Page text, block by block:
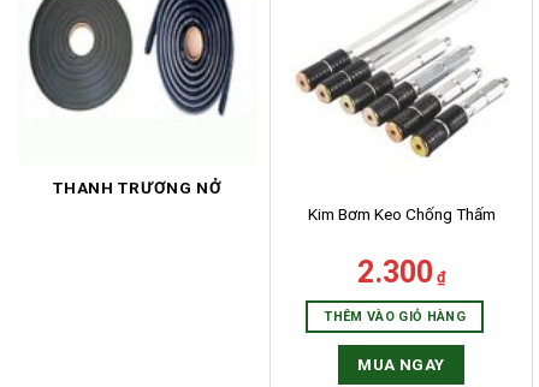
THANH TRƯƠNG NỞ
Kim Bơm Keo Chống Thấm
2.300 ₫
THÊM VÀO GIỎ HÀNG
MUA NGAY